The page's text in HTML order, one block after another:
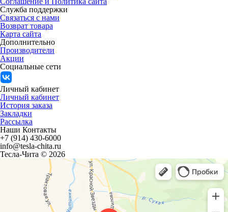
Служба поддержки
Связаться с нами
Возврат товара
Карта сайта
Дополнительно
Производители
Акции
Социальные сети
Личный кабинет
Личный кабинет
История заказа
Закладки
Рассылка
Наши Контакты
+7 (914) 430-6000
info@tesla-chita.ru
Тесла-Чита © 2026